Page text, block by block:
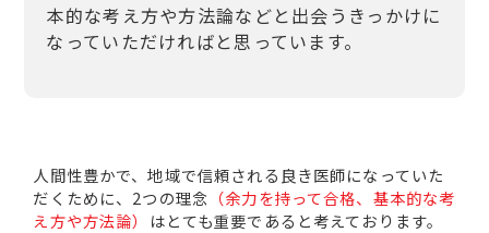
本的な考え方や方法論などと出会うきっかけに
なっていただければと思っています。
人間性豊かで、地域で信頼される良き医師になっていた
だくために、2つの理念 （余力を持って合格、基本的な考
え方や方法論）
はとても重要であると考えております。